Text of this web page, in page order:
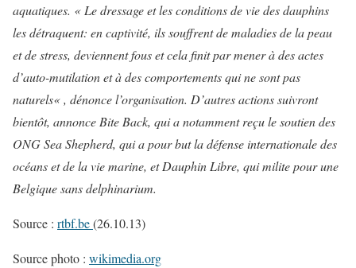
aquatiques. «Le dressage et les conditions de vie des dauphins
les détraquent: en captivité, ils souffrent de maladies de la peau
et de stress, deviennent fous et cela finit par mener à des actes
d’auto-mutilation et à des comportements qui ne sont pas
naturels« , dénonce l’organisation. D’autres actions suivront
bientôt, annonce Bite Back, qui a notamment reçu le soutien des
ONG Sea Shepherd, qui a pour but la défense internationale des
océans et de la vie marine, et Dauphin Libre, qui milite pour une
Belgique sans delphinarium.
Source : rtbf.be(26.10.13)
Source photo : wikimedia.org